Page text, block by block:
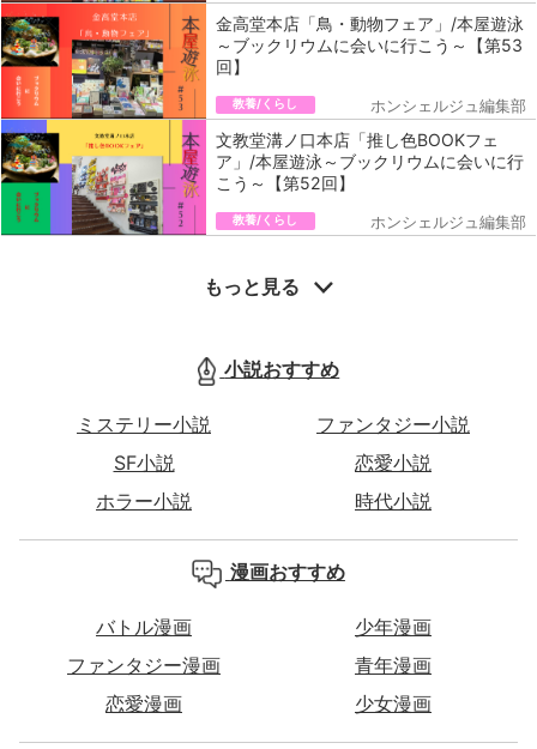
金高堂本店「鳥・動物フェア」/本屋遊泳
～ブックリウムに会いに行こう～【第53
回】
教養/くらし ホンシェルジュ編集部
文教堂溝ノ口本店「推し色BOOKフェ
ア」/本屋遊泳～ブックリウムに会いに行
こう～【第52回】
教養/くらし ホンシェルジュ編集部
もっと見る
小説おすすめ
ミステリー小説
ファンタジー小説
SF小説
恋愛小説
ホラー小説
時代小説
漫画おすすめ
バトル漫画
少年漫画
ファンタジー漫画
青年漫画
恋愛漫画
少女漫画